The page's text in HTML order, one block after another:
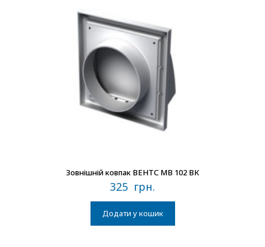
В наличии
Зовнішній ковпак ВЕНТС МВ 102 ВК
325 грн.
Додати у кошик